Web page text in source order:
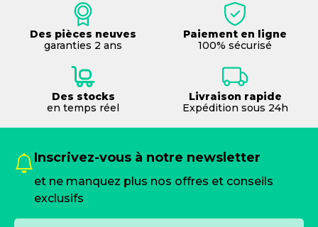
Des pièces neuves
garanties 2 ans
Paiement en ligne
100% sécurisé
Des stocks
en temps réel
Livraison rapide
Expédition sous 24h
Inscrivez-vous à notre newsletter
et ne manquez plus nos offres et conseils
exclusifs